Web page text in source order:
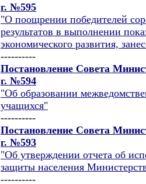
г. №595
"О поощрении победителей
результатов в выполнении
экономического развития,
----------
Постановление Совета
г. №594
"Об образовании
учащихся"
----------
Постановление Совета
г. №593
"Об утверждении отчета об
защиты населения
----------